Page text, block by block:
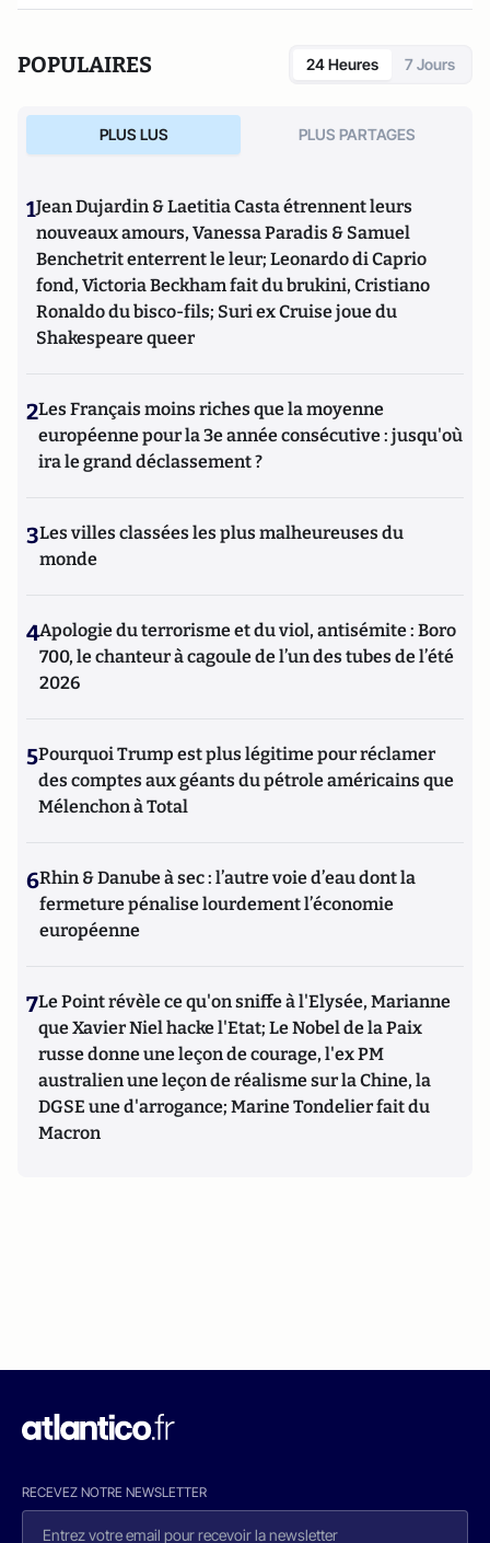
POPULAIRES 24 Heures 7 Jours
PLUS LUS PLUS PARTAGES
1Jean Dujardin & Laetitia Casta étrennent leurs
nouveaux amours, Vanessa Paradis & Samuel
Benchetrit enterrent le leur; Leonardo di Caprio
fond, Victoria Beckham fait du brukini, Cristiano
Ronaldo du bisco-fils; Suri ex Cruise joue du
Shakespeare queer
2Les Français moins riches que la moyenne
européenne pour la 3e année consécutive : jusqu'où
ira le grand déclassement ?
3Les villes classées les plus malheureuses du
monde
4Apologie du terrorisme et du viol, antisémite : Boro
700, le chanteur à cagoule de l’un des tubes de l’été
2026
5Pourquoi Trump est plus légitime pour réclamer
des comptes aux géants du pétrole américains que
Mélenchon à Total
6Rhin & Danube à sec : l’autre voie d’eau dont la
fermeture pénalise lourdement l’économie
européenne
7Le Point révèle ce qu'on sniffe à l'Elysée, Marianne
que Xavier Niel hacke l'Etat; Le Nobel de la Paix
russe donne une leçon de courage, l'ex PM
australien une leçon de réalisme sur la Chine, la
DGSE une d'arrogance; Marine Tondelier fait du
Macron
RECEVEZ NOTRE NEWSLETTER